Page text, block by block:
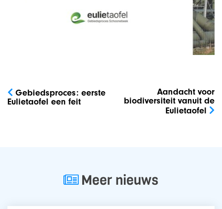
navigatie
Gebiedsproces: eerste
Eulietaofel een feit
Aandacht voor
biodiversiteit vanuit de
Eulietaofel
Meer nieuws